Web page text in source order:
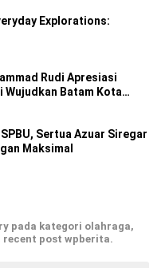
Explorations:
Rudi Apresiasi
Wujudkan Batam Kota
Sertua Azuar Siregar
Maksimal
pada kategori olahraga,
recent post wpberita.